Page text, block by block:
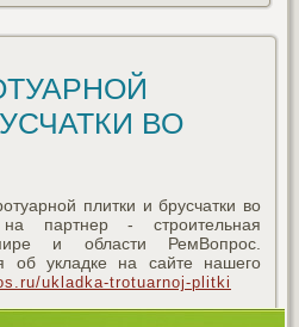
ВО
плитки и брусчатки во
партнер - строительная
и области РемВопрос.
об укладке на сайте нашего
ukladka-trotuarnoj-plitki